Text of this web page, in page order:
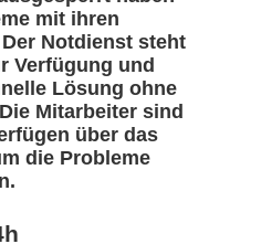
mit ihren
Notdienst steht
Verfügung und
Lösung ohne
Mitarbeiter sind
über das
die Probleme